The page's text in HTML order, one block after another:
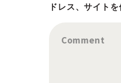
ドレス、サイトを
Comment